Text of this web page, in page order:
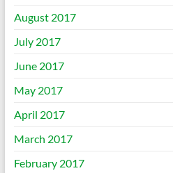
August 2017
July 2017
June 2017
May 2017
April 2017
March 2017
February 2017